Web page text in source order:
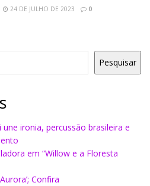
24 DE JULHO DE 2023 0
Pesquisar
une ironia, percussão brasileira e
em “Willow e a Floresta
Confira